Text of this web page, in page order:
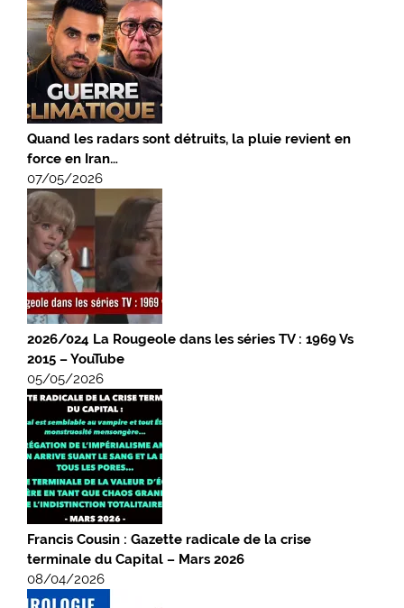
Quand les radars sont détruits, la pluie revient en
force en Iran…
07/05/2026
2026/024 La Rougeole dans les séries TV : 1969 Vs
2015 – YouTube
05/05/2026
Francis Cousin : Gazette radicale de la crise
terminale du Capital – Mars 2026
08/04/2026